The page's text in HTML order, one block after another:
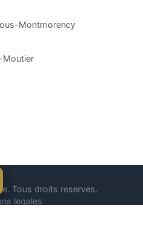
Montmorency
Moutier
Tous droits reserves.
legales